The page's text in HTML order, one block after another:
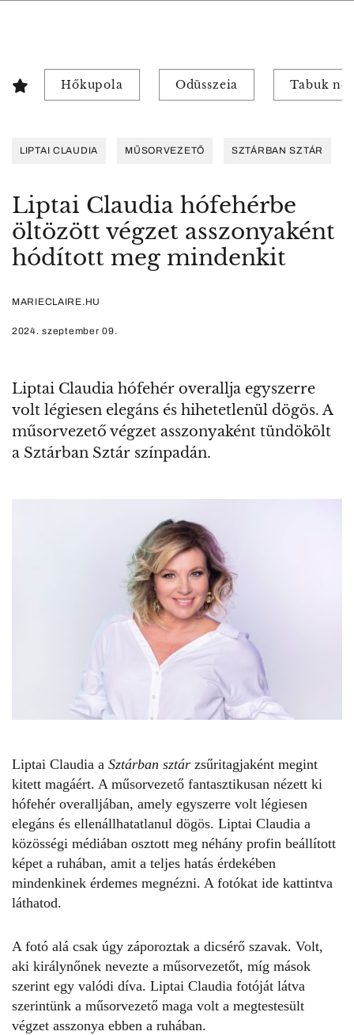
Hőkupola Odüsszeia Tabuk
LIPTAI CLAUDIA MŰSORVEZETŐ SZTÁRBAN SZTÁR
Liptai Claudia hófehérbe
öltözött végzet asszonyaként
hódított meg mindenkit
MARIECLAIRE.HU
2024. szeptember 09.
Liptai Claudia hófehér overallja egyszerre
volt légiesen elegáns és hihetetlenül dögös. A
műsorvezető végzet asszonyaként tündökölt
a Sztárban Sztár színpadán.
Liptai Claudia a Sztárban sztár zsűritagjaként megint
kitett magáért. A műsorvezető fantasztikusan nézett ki
hófehér overalljában, amely egyszerre volt légiesen
elegáns és ellenállhatatlanul dögös. Liptai Claudia a
közösségi médiában osztott meg néhány profin beállított
képet a ruhában, amit a teljes hatás érdekében
mindenkinek érdemes megnézni. A fotókat ide kattintva
láthatod.
A fotó alá csak úgy záporoztak a dicsérő szavak. Volt,
aki királynőnek nevezte a műsorvezetőt, míg mások
szerint egy valódi díva. Liptai Claudia fotóját látva
szerintünk a műsorvezető maga volt a megtestesült
végzet asszonya ebben a ruhában.